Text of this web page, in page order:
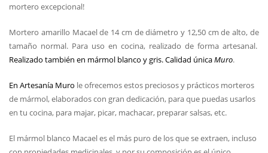
mortero excepcional!
Mortero amarillo Macael de 14 cm de diámetro y 12,50 cm de alto, de
tamaño normal. Para uso en cocina, realizado de forma artesanal.
Realizado también en mármol blanco y gris. Calidad únicaMuro.
En Artesanía Muro le ofrecemos estos preciosos y prácticos morteros
de mármol, elaborados con gran dedicación, para que puedas usarlos
en tu cocina, para majar, picar, machacar, preparar salsas, etc.
El mármol blanco Macael es el más puro de los que se extraen, incluso